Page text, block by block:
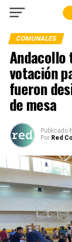
COMUNALES
votación
fueron
de mesa
Publicado
Por Red